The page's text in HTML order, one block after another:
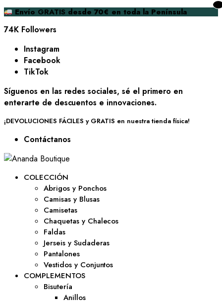
Envío GRATIS desde 70€ en toda la Península
74K Followers
Instagram
Facebook
TikTok
Síguenos en las redes sociales, sé el primero en
enterarte de descuentos e innovaciones.
¡DEVOLUCIONES FÁCILES y GRATIS en nuestra tienda física!
Contáctanos
COLECCIÓN
Abrigos y Ponchos
Camisas y Blusas
Camisetas
Chaquetas y Chalecos
Faldas
Jerseis y Sudaderas
Pantalones
Vestidos y Conjuntos
COMPLEMENTOS
Bisutería
Anillos